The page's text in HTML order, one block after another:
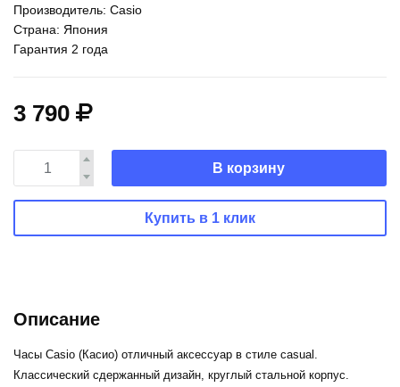
Производитель: Casio
Страна: Япония
Гарантия 2 года
3 790
В корзину
Купить в 1 клик
Описание
Часы Casio (Касио) отличный аксессуар в стиле casual.
Классический сдержанный дизайн, круглый стальной корпус.